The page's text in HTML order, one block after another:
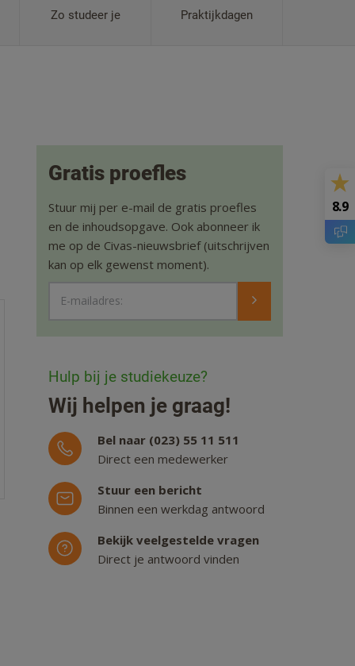
Zo studeer je Praktijkdagen
8.9
Gratis proefles
Stuur mij per e-mail de gratis proefles
en de inhoudsopgave. Ook abonneer ik
me op de Civas-nieuwsbrief (uitschrijven
kan op elk gewenst moment).
E-mailadres:
Hulp bij je studiekeuze?
Wij helpen je graag!
Bel naar (023) 55 11 511
Direct een medewerker
Stuur een bericht
Binnen een werkdag antwoord
Bekijk veelgestelde vragen
Direct je antwoord vinden